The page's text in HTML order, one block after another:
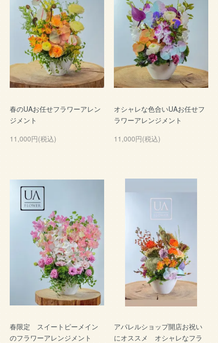
春のUAお任せフラワーアレン
ジメント
11,000円(税込)
オシャレな色合いUAお任せフ
ラワーアレンジメント
11,000円(税込)
春限定 スイートピーメイン
のフラワーアレンジメント
アパレルショップ開店お祝い
にオススメ オシャレなフラ